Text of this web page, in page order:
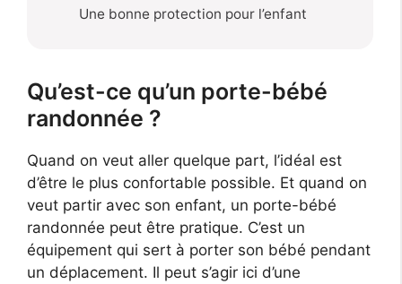
Une bonne protection pour l’enfant
Qu’est-ce qu’un porte-bébé
randonnée ?
Quand on veut aller quelque part, l’idéal est
d’être le plus confortable possible. Et quand on
veut partir avec son enfant, un porte-bébé
randonnée peut être pratique. C’est un
équipement qui sert à porter son bébé pendant
un déplacement. Il peut s’agir ici d’une